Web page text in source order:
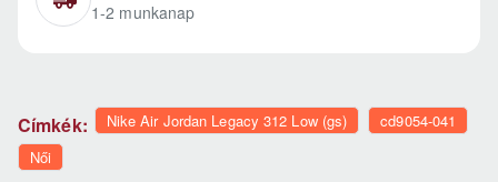
1-2 munkanap
Címkék: Nike Air Jordan Legacy 312 Low (gs)
cd9054-041
Női